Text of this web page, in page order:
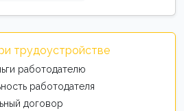
трудоустройстве
работодателю
работодателя
договор